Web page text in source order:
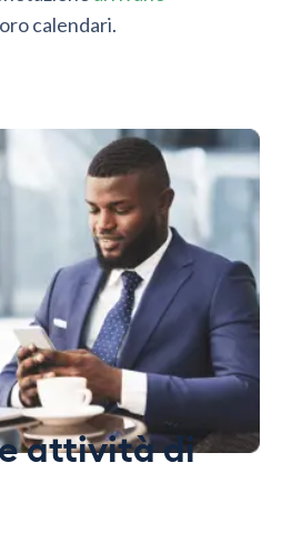
calendari.
attività di